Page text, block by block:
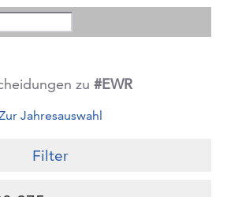
zu #EWR
Jahresauswahl
Filter